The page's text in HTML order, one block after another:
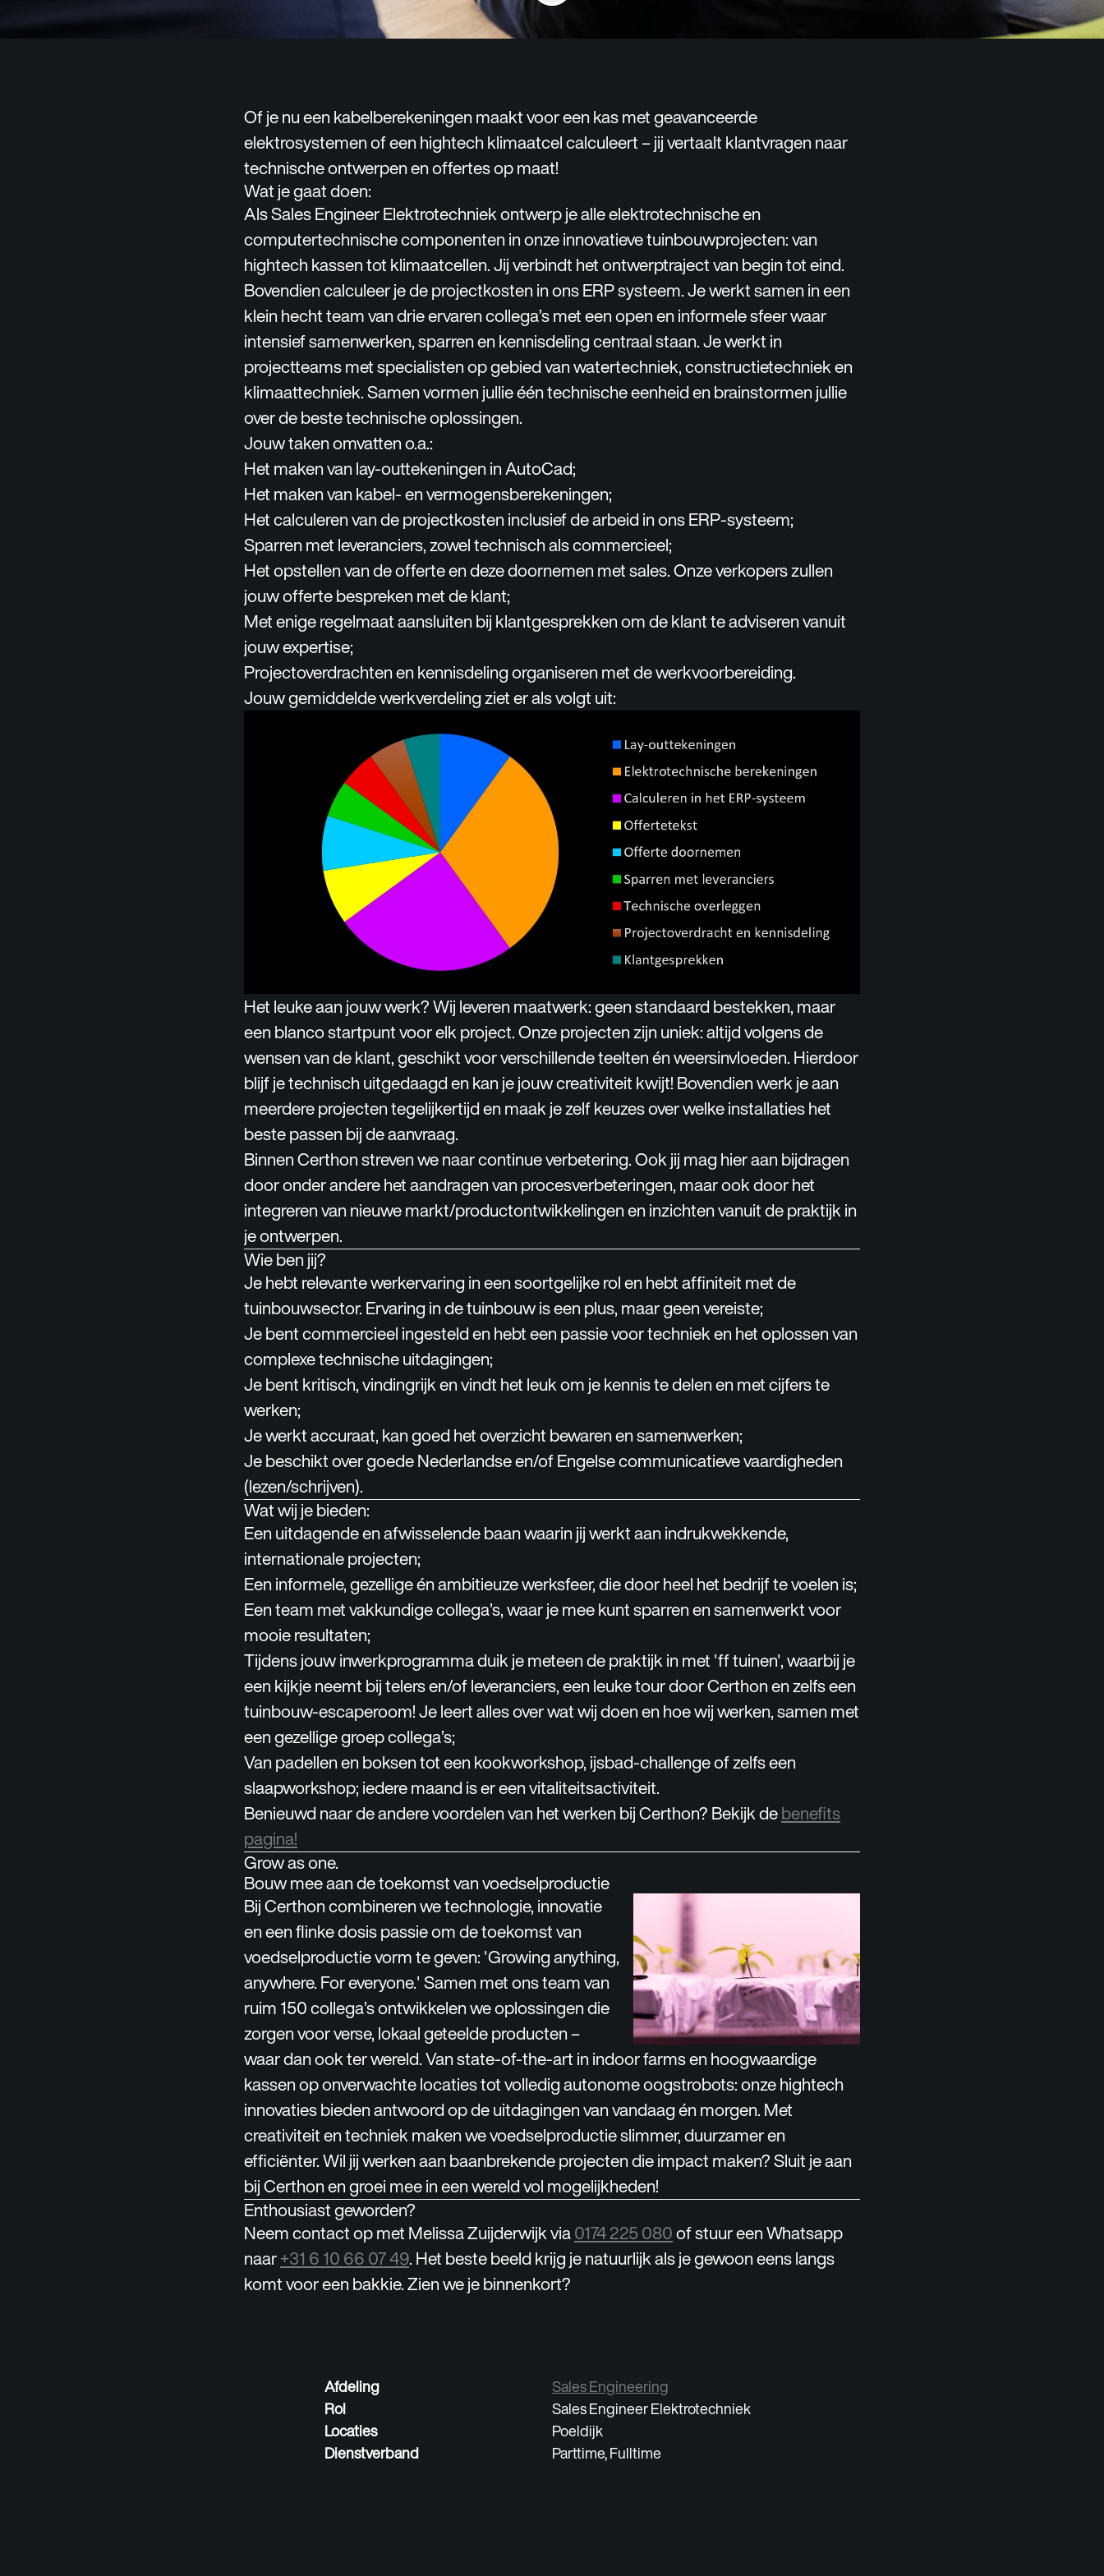
Of je nu een kabelberekeningen maakt voor een kas met geavanceerde
elektrosystemen of een hightech klimaatcel calculeert – jij vertaalt klantvragen naar
technische ontwerpen en offertes op maat!
Wat je gaat doen:
Als Sales Engineer Elektrotechniekontwerp je alle elektrotechnische en
computertechnische componenten in onze innovatieve tuinbouwprojecten: van
hightech kassen tot klimaatcellen. Jij verbindt het ontwerptraject van begin tot eind.
Bovendien calculeer je de projectkosten in ons ERP systeem. Je werkt samen in een
klein hecht team van drie ervaren collega’s met een open en informele sfeer waar
intensief samenwerken, sparren en kennisdeling centraal staan. Je werkt in
projectteams met specialisten op gebied van watertechniek, constructietechniek en
klimaattechniek. Samen vormen jullie één technische eenheid en brainstormen jullie
over de beste technische oplossingen.
Jouw taken omvatten o.a.:
Het maken van lay-outtekeningen in AutoCad;
Het maken van kabel- en vermogensberekeningen;
Het calculeren van de projectkosten inclusief de arbeid in ons ERP-systeem;
Sparren met leveranciers, zowel technisch als commercieel;
Het opstellen van de offerte en deze doornemen met sales. Onze verkopers zullen
jouw offerte bespreken met de klant;
Met enige regelmaat aansluiten bij klantgesprekken om de klant te adviseren vanuit
jouw expertise;
Projectoverdrachten en kennisdeling organiseren met de werkvoorbereiding.
Jouw gemiddelde werkverdeling ziet er als volgt uit:
Het leuke aan jouw werk? Wij leveren maatwerk: geen standaard bestekken, maar
een blanco startpunt voor elk project. Onze projecten zijn uniek: altijd volgens de
wensen van de klant, geschikt voor verschillende teelten én weersinvloeden. Hierdoor
blijf je technisch uitgedaagd en kan je jouw creativiteit kwijt! Bovendien werk je aan
meerdere projecten tegelijkertijd en maak je zelf keuzes over welke installaties het
beste passen bij de aanvraag.
Binnen Certhon streven we naar continue verbetering. Ook jij mag hier aan bijdragen
door onder andere het aandragen van procesverbeteringen, maar ook door het
integreren van nieuwe markt/productontwikkelingen en inzichten vanuit de praktijk in
je ontwerpen.
Wie ben jij?
Je hebt relevante werkervaring in een soortgelijke rol en hebt affiniteit met de
tuinbouwsector. Ervaring in de tuinbouw is een plus, maar geen vereiste;
Je bent commercieel ingesteld en hebt een passie voor techniek en het oplossen van
complexe technische uitdagingen;
Je bent kritisch, vindingrijk en vindt het leuk om je kennis te delen en met cijfers te
werken;
Je werkt accuraat, kan goed het overzicht bewaren en samenwerken;
Je beschikt over goede Nederlandse en/of Engelse communicatieve vaardigheden
(lezen/schrijven).
Wat wij je bieden:
Een uitdagende en afwisselende baan waarin jij werkt aan indrukwekkende,
internationale projecten;
Een informele, gezellige én ambitieuze werksfeer, die door heel het bedrijf te voelen is;
Een team met vakkundige collega’s, waar je mee kunt sparren en samenwerkt voor
mooie resultaten;
Tijdens jouw inwerkprogramma duik je meteen de praktijk in met 'ff tuinen', waarbij je
een kijkje neemt bij telers en/of leveranciers, een leuke tour door Certhon en zelfs een
tuinbouw-escaperoom! Je leert alles over wat wij doen en hoe wij werken, samen met
een gezellige groep collega’s;
Van padellen en boksen tot een kookworkshop, ijsbad-challenge of zelfs een
slaapworkshop; iedere maand is er een vitaliteitsactiviteit.
Benieuwd naar de andere voordelen van het werken bij Certhon? Bekijk debenefits
pagina!
Grow as one.
Bouw mee aan de toekomst van voedselproductie
Bij Certhon combineren we technologie, innovatie
en een flinke dosis passie om de toekomst van
voedselproductie vorm te geven: 'Growing anything,
anywhere. For everyone.' Samen met ons team van
ruim 150 collega’s ontwikkelen we oplossingen die
zorgen voor verse, lokaal geteelde producten –
waar dan ook ter wereld. Van state-of-the-art in indoor farms en hoogwaardige
kassen op onverwachte locaties tot volledig autonome oogstrobots: onze hightech
innovaties bieden antwoord op de uitdagingen van vandaag én morgen. Met
creativiteit en techniek maken we voedselproductie slimmer, duurzamer en
efficiënter. Wil jij werken aan baanbrekende projecten die impact maken? Sluit je aan
bij Certhon en groei mee in een wereld vol mogelijkheden!
Enthousiast geworden?
Neem contact op met Melissa Zuijderwijk via0174 225 080of stuur een Whatsapp
naar+31 6 10 66 07 49. Het beste beeld krijg je natuurlijk als je gewoon eens langs
komt voor een bakkie. Zien we je binnenkort?
Afdeling
Sales Engineering
Rol
Sales Engineer Elektrotechniek
Locaties
Poeldijk
Dienstverband
Parttime, Fulltime